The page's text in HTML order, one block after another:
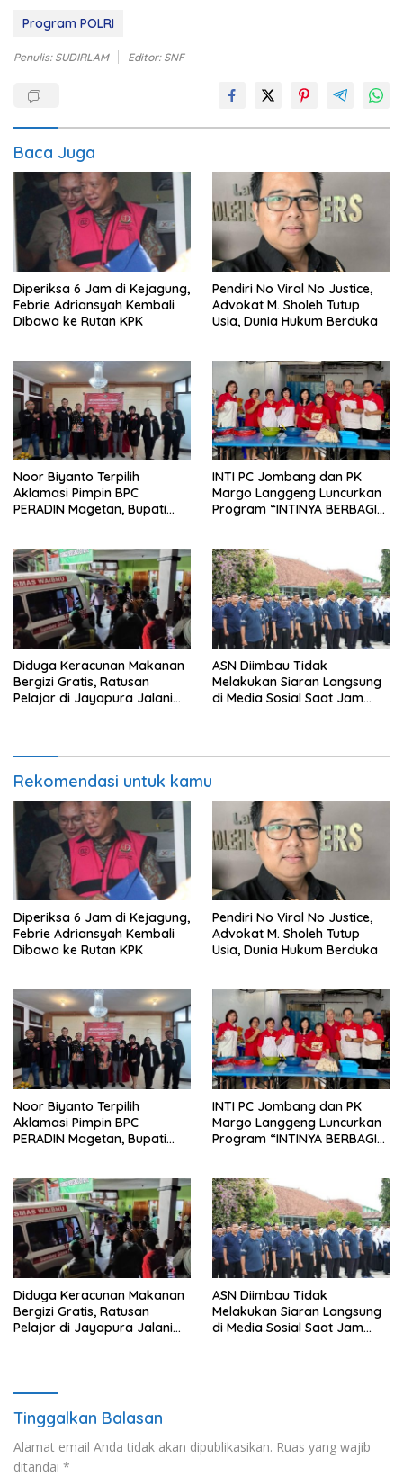
Program POLRI
Penulis: SUDIRLAM Editor: SNF
Baca Juga
Diperiksa 6 Jam di Kejagung,
Febrie Adriansyah Kembali
Dibawa ke Rutan KPK
Pendiri No Viral No Justice,
Advokat M. Sholeh Tutup
Usia, Dunia Hukum Berduka
Noor Biyanto Terpilih
Aklamasi Pimpin BPC
PERADIN Magetan, Bupati
INTI PC Jombang dan PK
Margo Langgeng Luncurkan
Program “INTINYA BERBAGI”,
Diduga Keracunan Makanan
Bergizi Gratis, Ratusan
Pelajar di Jayapura Jalani
ASN Diimbau Tidak
Melakukan Siaran Langsung
di Media Sosial Saat Jam
Rekomendasi untuk kamu
Diperiksa 6 Jam di Kejagung,
Febrie Adriansyah Kembali
Dibawa ke Rutan KPK
Pendiri No Viral No Justice,
Advokat M. Sholeh Tutup
Usia, Dunia Hukum Berduka
Noor Biyanto Terpilih
Aklamasi Pimpin BPC
PERADIN Magetan, Bupati
INTI PC Jombang dan PK
Margo Langgeng Luncurkan
Program “INTINYA BERBAGI”,
Diduga Keracunan Makanan
Bergizi Gratis, Ratusan
Pelajar di Jayapura Jalani
ASN Diimbau Tidak
Melakukan Siaran Langsung
di Media Sosial Saat Jam
Tinggalkan Balasan
Alamat email Anda tidak akan dipublikasikan. Ruas yang wajib
ditandai *